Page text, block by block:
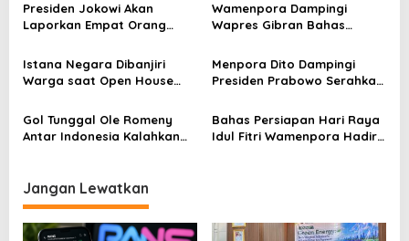
i
o
s
Presiden Jokowi Akan
Laporkan Empat Orang
Wamenpora Dampingi
Wapres Gibran Bahas
Disabilitas dan Peparnas
2028
Istana Negara Dibanjiri
Warga saat Open House
Presiden Prabowo
Menpora Dito Dampingi
Presiden Prabowo Serahkan
Zakat (Baznas)
Gol Tunggal Ole Romeny
Antar Indonesia Kalahkan
Bahas Persiapan Hari Raya
Idul Fitri Wamenpora Hadiri
Jangan Lewatkan